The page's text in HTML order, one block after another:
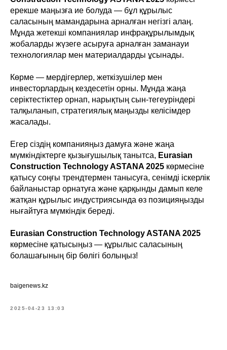
ерекше маңызға ие болуда — бұл құрылыс
саласының мамандарына арналған негізгі алаң.
Мұнда жетекші компаниялар инфрақұрылымдық
жобаларды жүзеге асыруға арналған заманауи
технологиялар мен материалдарды ұсынады.
Көрме — мердігерлер, жеткізушілер мен
инвесторлардың кездесетін орны. Мұнда жаңа
серіктестіктер орнап, нарықтың сын-тегеуріндері
талқыланып, стратегиялық маңызды келісімдер
жасалады.
Егер сіздің компанияңыз дамуға және жаңа
мүмкіндіктерге қызығушылық танытса, Eurasian
Construction Technology ASTANA 2025 көрмесіне
қатысу соңғы трендтермен танысуға, сенімді іскерлік
байланыстар орнатуға және қарқынды дамып келе
жатқан құрылыс индустриясында өз позицияңызды
нығайтуға мүмкіндік береді.
Eurasian Construction Technology ASTANA 2025
көрмесіне қатысыңыз — құрылыс саласының
болашағының бір бөлігі болыңыз!
baigenews.kz
2025-04-23 13:03